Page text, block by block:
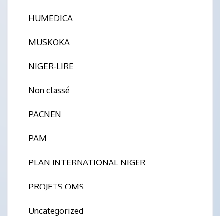
HUMEDICA
MUSKOKA
NIGER-LIRE
Non classé
PACNEN
PAM
PLAN INTERNATIONAL NIGER
PROJETS OMS
Uncategorized